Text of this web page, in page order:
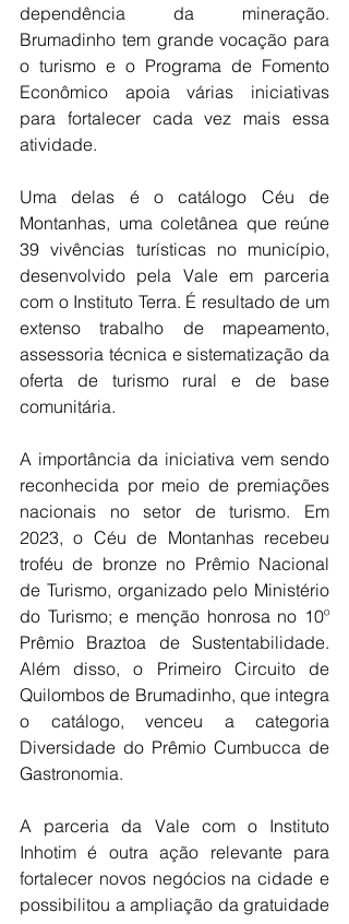
dependência da mineração.
Brumadinho tem grande vocação para
o turismo e o Programa de Fomento
Econômico apoia várias iniciativas
para fortalecer cada vez mais essa
atividade.
Uma delas é o catálogo Céu de
Montanhas, uma coletânea que reúne
39 vivências turísticas no município,
desenvolvido pela Vale em parceria
com o Instituto Terra. É resultado de um
extenso trabalho de mapeamento,
assessoria técnica e sistematização da
oferta de turismo rural e de base
comunitária.
A importância da iniciativa vem sendo
reconhecida por meio de premiações
nacionais no setor de turismo. Em
2023, o Céu de Montanhas recebeu
troféu de bronze no Prêmio Nacional
de Turismo, organizado pelo Ministério
do Turismo; e menção honrosa no 10º
Prêmio Braztoa de Sustentabilidade.
Além disso, o Primeiro Circuito de
Quilombos de Brumadinho, que integra
o catálogo, venceu a categoria
Diversidade do Prêmio Cumbucca de
Gastronomia.
A parceria da Vale com o Instituto
Inhotim é outra ação relevante para
fortalecer novos negócios na cidade e
possibilitou a ampliação da gratuidade